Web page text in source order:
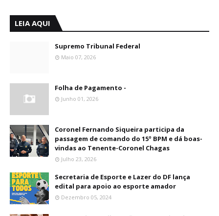
LEIA AQUI
Supremo Tribunal Federal
Maio 07, 2026
Folha de Pagamento -
Junho 01, 2026
Coronel Fernando Siqueira participa da
passagem de comando do 15º BPM e dá boas-
vindas ao Tenente-Coronel Chagas
Julho 23, 2026
Secretaria de Esporte e Lazer do DF lança
edital para apoio ao esporte amador
Dezembro 05, 2024